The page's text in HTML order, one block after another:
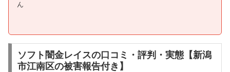
ん
ソフト闇金レイスの口コミ・評判・実態【新潟
市江南区の被害報告付き】